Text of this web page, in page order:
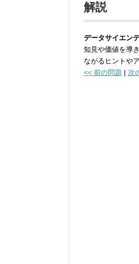
解説
データサイエン
知見や価値を導
ながるヒントや
<< 前の問題 | 次